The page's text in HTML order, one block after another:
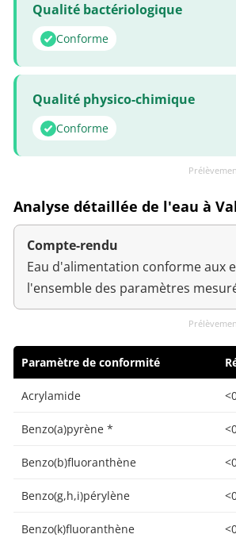
Qualité bactériologique
Conforme
Qualité physico-chimique
Conforme
Analyse détaillée de l'eau à
Compte-rendu
Eau d'alimentation conforme aux
l'ensemble des paramètres
Paramètre de conformité
Acrylamide
Benzo(a)pyrène *
Benzo(b)fluoranthène
Benzo(g,h,i)pérylène
Benzo(k)fluoranthène